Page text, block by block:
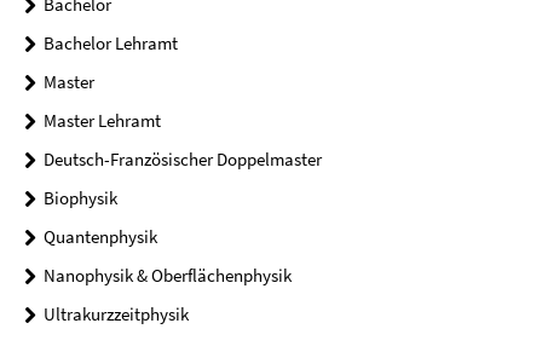
Bachelor
Bachelor Lehramt
Master
Master Lehramt
Deutsch-Französischer Doppelmaster
Biophysik
Quantenphysik
Nanophysik & Oberflächenphysik
Ultrakurzzeitphysik